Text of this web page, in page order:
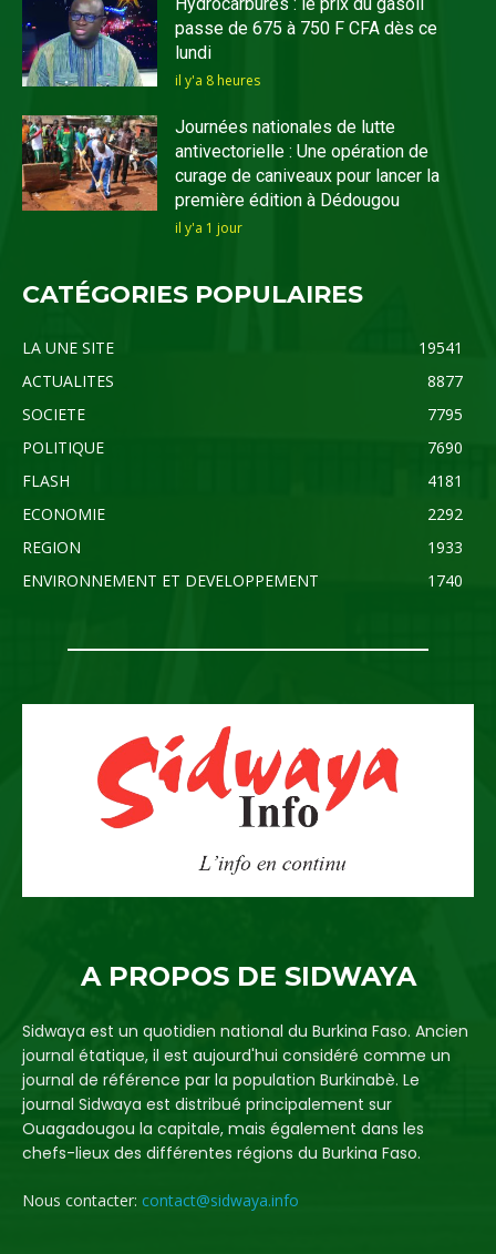
passe de 675 à 750 F CFA dès ce
lundi
il y'a 8 heures
Journées nationales de lutte
antivectorielle : Une opération de
curage de caniveaux pour lancer la
première édition à Dédougou
il y'a 1 jour
CATÉGORIES POPULAIRES
LA UNE SITE
19541
ACTUALITES
8877
SOCIETE
7795
POLITIQUE
7690
FLASH
4181
ECONOMIE
2292
REGION
1933
ENVIRONNEMENT ET DEVELOPPEMENT
1740
A PROPOS DE SIDWAYA
Sidwaya est un quotidien national du Burkina Faso. Ancien
journal étatique, il est aujourd'hui considéré comme un
journal de référence par la population Burkinabè. Le
journal Sidwaya est distribué principalement sur
Ouagadougou la capitale, mais également dans les
chefs-lieux des différentes régions du Burkina Faso.
Nous contacter: contact@sidwaya.info